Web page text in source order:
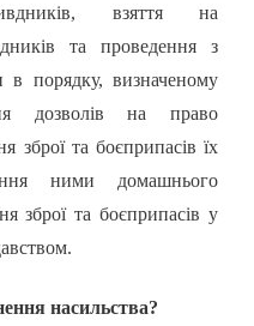
взяття на
та проведення з
в порядку, визначеному
дозволів на право
зброї та боєприпасів їх
ними домашнього
зброї та боєприпасів у
насильства?